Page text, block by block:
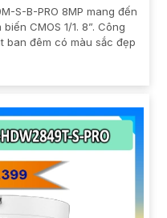
S-B-PRO 8MP mang đến
CMOS 1/1. 8”. Công
ban đêm có màu sắc đẹp